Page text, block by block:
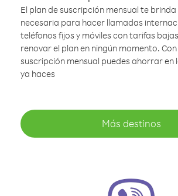
El plan de suscripción mensual te
necesaria para hacer llamadas
teléfonos fijos y móviles con tarifas
renovar el plan en ningún momento.
suscripción mensual puedes ahorrar en
ya haces
Más destinos